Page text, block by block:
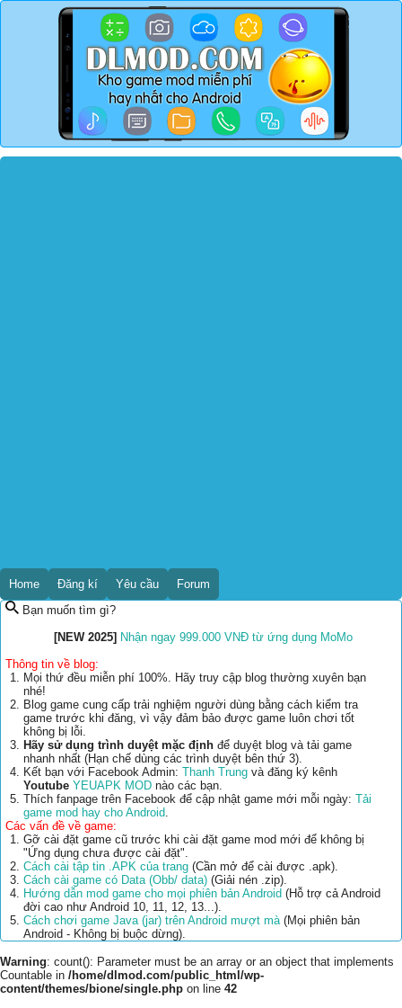
Home Đăng kí Yêu cầu
Forum
Bạn muốn tìm gì?
[NEW 2025] Nhận ngay 999.000 VNĐ từ ứng dụng MoMo
Thông tin về blog:
Mọi thứ đều miễn phí 100%. Hãy truy cập blog thường xuyên bạn
nhé!
Blog game cung cấp trải nghiệm người dùng bằng cách kiểm tra
game trước khi đăng, vì vậy đảm bảo được game luôn chơi tốt
không bị lỗi.
Hãy sử dụng trình duyệt mặc định để duyệt blog và tải game
nhanh nhất (Hạn chế dùng các trình duyệt bên thứ 3).
Kết bạn với Facebook Admin: Thanh Trung và đăng ký kênh
Youtube YEUAPK MOD nào các bạn.
Thích fanpage trên Facebook để cập nhật game mới mỗi ngày: Tải
game mod hay cho Android.
Các vấn đề về game:
Gỡ cài đặt game cũ trước khi cài đặt game mod mới để không bị
"Ứng dụng chưa được cài đặt".
Cách cài tập tin .APK của trang (Cần mở để cài được .apk).
Cách cài game có Data (Obb/ data) (Giải nén .zip).
Hướng dẫn mod game cho mọi phiên bản Android (Hỗ trợ cả Android
đời cao như Android 10, 11, 12, 13...).
Cách chơi game Java (jar) trên Android mượt mà(Mọi phiên bản
Android - Không bị buộc dừng).
Warning: count(): Parameter must be an array or an object that implements
Countable in /home/dlmod.com/public_html/wp-
content/themes/bione/single.php on line 42